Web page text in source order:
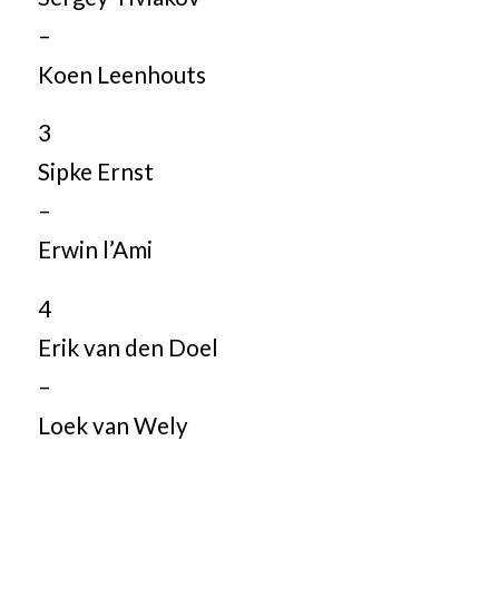
–
Koen Leenhouts
3
Sipke Ernst
–
Erwin l’Ami
4
Erik van den Doel
–
Loek van Wely